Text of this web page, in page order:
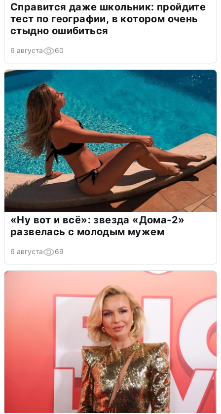
Справится даже школьник: пройдите
тест по географии, в котором очень
стыдно ошибиться
6 августа 60
«Ну вот и всё»: звезда «Дома-2»
развелась с молодым мужем
6 августа 69